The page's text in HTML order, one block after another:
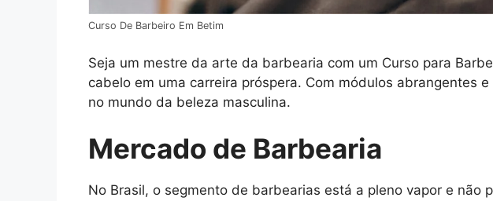
Curso De Barbeiro Em Betim
Seja um mestre da arte da barbearia com um Curso para
cabelo em uma carreira próspera. Com módulos abrangentes
no mundo da beleza masculina.
Mercado de Barbearia
No Brasil, o segmento de barbearias está a pleno vapor e